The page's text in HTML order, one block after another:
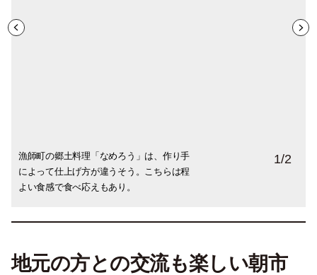
漁師町の郷土料理「なめろう」は、作り手
によって仕上げ方が違うそう。こちらは程
よい食感で食べ応えもあり。
地物のお刺身と、こちらのお寿司を。おい
しさはいわずもがなで、〆にあら汁もいた
だき大満足。
1/2
地元の方との交流も楽しい朝市